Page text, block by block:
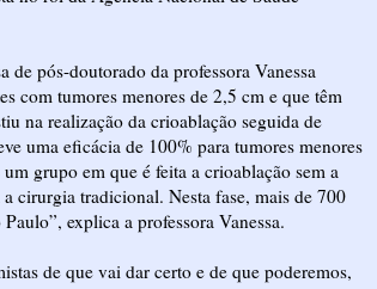
pós-doutorado da professora Vanessa
com tumores menores de 2,5 cm e que têm
na realização da crioablação seguida de
uma eficácia de 100% para tumores menores
grupo em que é feita a crioablação sem a
cirurgia tradicional. Nesta fase, mais de 700
explica a professora Vanessa.
de que vai dar certo e de que poderemos,